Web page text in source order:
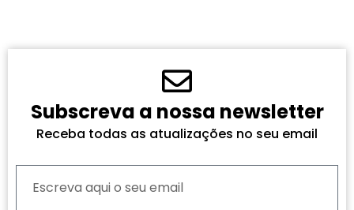
Subscreva a nossa newsletter
Receba todas as atualizações no seu email